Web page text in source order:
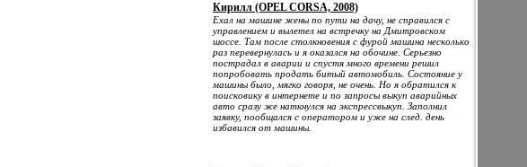
Кирилл (OPEL CORSA, 2008)
Ехал на машине жены по пути на дачу, не справился с
управлением и вылетел на встречку на Дмитровском
шоссе. Там после столкновения с фурой машина несколько
раз перевернулась и я оказался на обочине. Серьезно
пострадал в аварии и спустя много времени решил
попробовать продать битый автомобиль. Состояние у
машины было, мягко говоря, не очень. Но я обратился к
поисковику в интернете и по запросы выкуп аварийных
авто сразу же наткнулся на экспрессвыкуп. Заполнил
заявку, пообщался с оператором и уже на след. день
избавился от машины.